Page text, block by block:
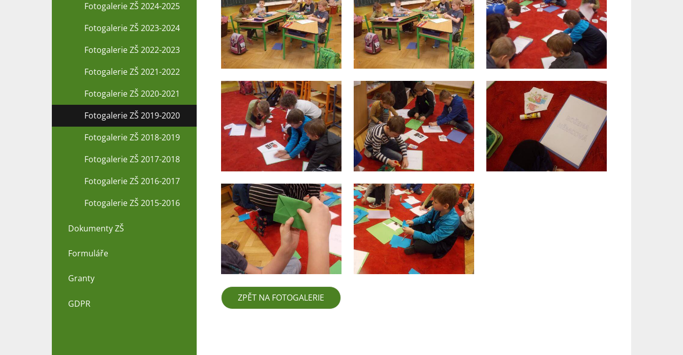
ZPĚT NA FOTOGALERIE
Fotogalerie ZŠ 2024-2025
Fotogalerie ZŠ 2023-2024
Fotogalerie ZŠ 2022-2023
Fotogalerie ZŠ 2021-2022
Fotogalerie ZŠ 2020-2021
Fotogalerie ZŠ 2019-2020
Fotogalerie ZŠ 2018-2019
Fotogalerie ZŠ 2017-2018
Fotogalerie ZŠ 2016-2017
Fotogalerie ZŠ 2015-2016
Dokumenty ZŠ
Formuláře
Granty
GDPR